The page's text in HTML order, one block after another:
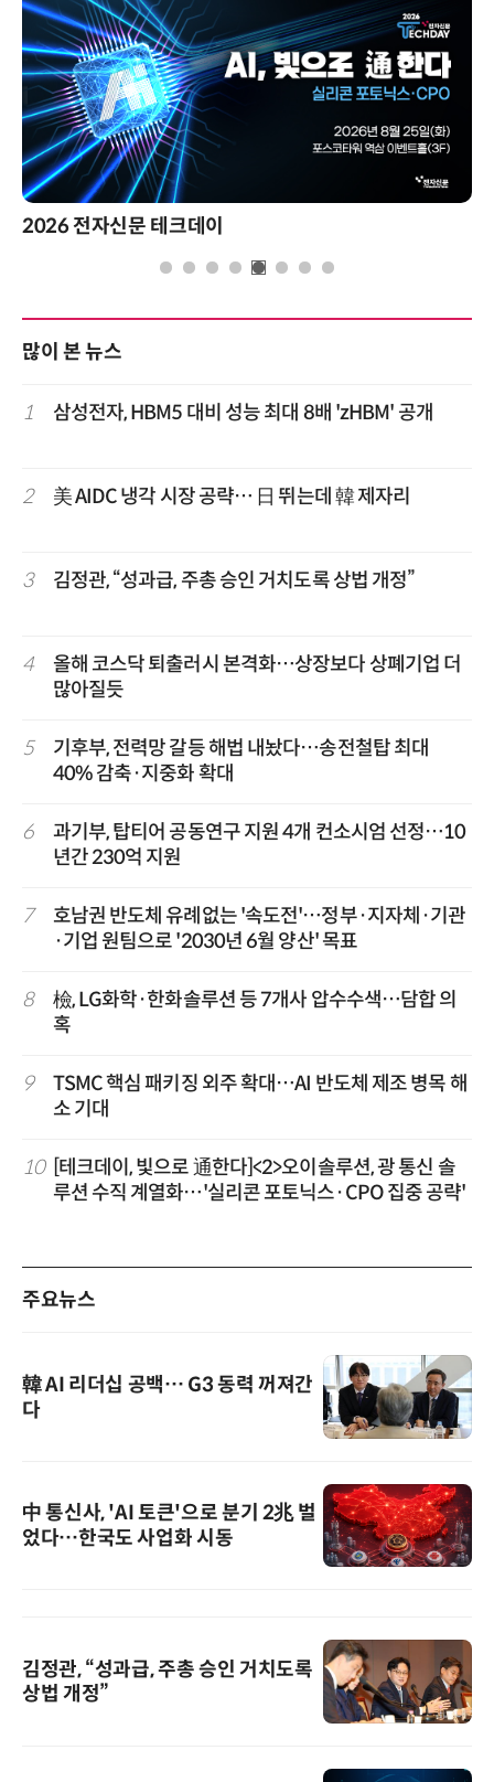
2026 전자신문 테크데이
많이 본 뉴스
1 삼성전자, HBM5 대비 성능 최대 8배 'zHBM' 공개
2 美 AIDC 냉각 시장 공략… 日 뛰는데 韓 제자리
3 김정관, “성과급, 주총 승인 거치도록 상법 개정”
4
올해 코스닥 퇴출러시 본격화…상장보다 상폐기업 더
많아질듯
5
기후부, 전력망 갈등 해법 내놨다…송전철탑 최대
40% 감축·지중화 확대
6
과기부, 탑티어 공동연구 지원 4개 컨소시엄 선정…10
년간 230억 지원
7
호남권 반도체 유례없는 '속도전'…정부·지자체·기관
·기업 원팀으로 '2030년 6월 양산' 목표
8
檢, LG화학·한화솔루션 등 7개사 압수수색…담합 의
혹
9
TSMC 핵심 패키징 외주 확대…AI 반도체 제조 병목 해
소 기대
10
[테크데이, 빛으로 通한다]<2>오이솔루션, 광 통신 솔
루션 수직 계열화…'실리콘 포토닉스·CPO 집중 공략'
주요뉴스
韓 AI 리더십 공백… G3 동력 꺼져간
다
中 통신사, 'AI 토큰'으로 분기 2兆 벌
었다…한국도 사업화 시동
김정관, “성과급, 주총 승인 거치도록
상법 개정”